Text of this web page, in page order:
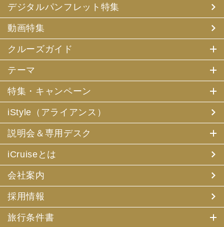
デジタルパンフレット特集
動画特集
クルーズガイド
テーマ
特集・キャンペーン
iStyle（アライアンス）
説明会＆専用デスク
iCruiseとは
会社案内
採用情報
旅行条件書